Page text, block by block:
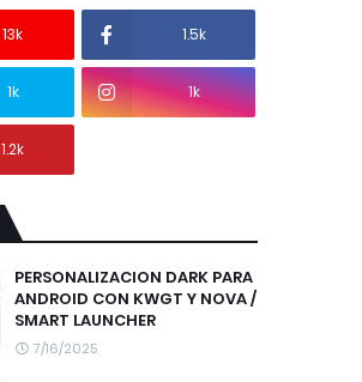
13k 1.5k
1k 1k
1.2k
PERSONALIZACION DARK PARA
ANDROID CON KWGT Y NOVA /
SMART LAUNCHER
7/16/2025